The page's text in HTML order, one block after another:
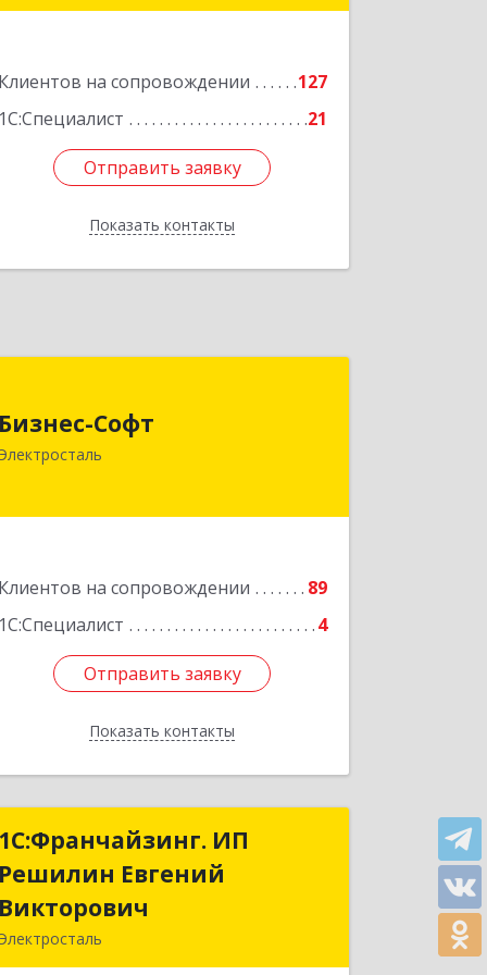
Клиентов на сопровождении
127
1С:Специалист
21
Отправить заявку
Показать контакты
Отправить заявку
Назад
Бизнес-Софт
Электросталь
Клиентов на сопровождении
89
1С:Специалист
4
Отправить заявку
Показать контакты
144000, Московская обл,
Электросталь г, Карла Маркса ул, дом
Отправить заявку
Назад
1С:Франчайзинг. ИП
Решилин Евгений
Викторович
Электросталь
1С:Франчайзинг. ИП
Решилин Евгений